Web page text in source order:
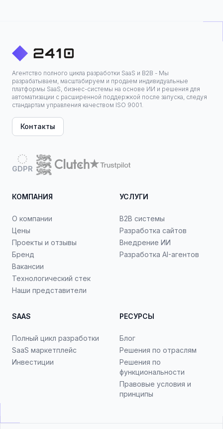
Агентство полного цикла разработки SaaS и B2B - Мы
разрабатываем, масштабируем и продаем индивидуальные
платформы SaaS, бизнес-системы на основе ИИ и решения для
автоматизации с расширенной поддержкой после запуска, следуя
стандартам управления качеством ISO 9001.
Контакты
GDPR
КОМПАНИЯ
О компании
Цены
Проекты и отзывы
Бренд
Вакансии
Технологический стек
Наши представители
УСЛУГИ
B2B системы
Разработка сайтов
Внедрение ИИ
Разработка AI-агентов
SAAS
Полный цикл разработки
SaaS маркетплейс
Инвестиции
РЕСУРСЫ
Блог
Решения по отраслям
Решения по
функциональности
Правовые условия и
принципы